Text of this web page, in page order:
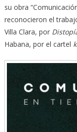
su obra
reconocieron el
Villa Clara, por
Habana, por el cartel